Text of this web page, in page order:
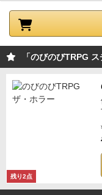
張するが楽
いていくの
か？と思う
のびTRPG
という人で
言っても
ダするか
必要がな
なので、
ではあり
「のびのびTRPG
残り2点